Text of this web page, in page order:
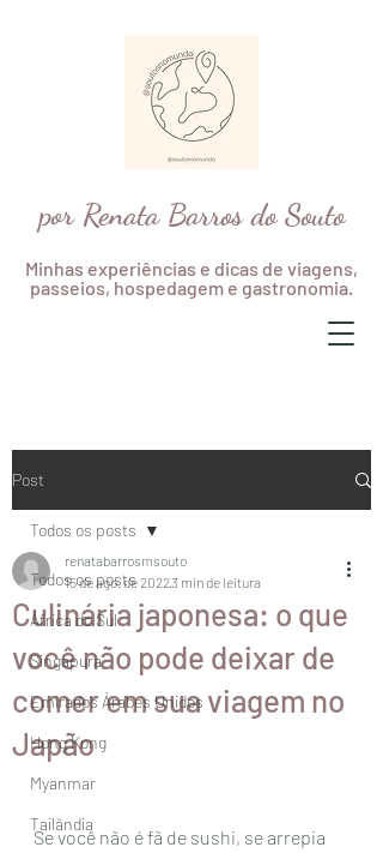
por Renata Barros do Souto
Minhas experiências e dicas de viagens,
passeios, hospedagem e gastronomia.
Post
Todos os posts
África do Sul
Singapura
Emirados Árabes Unidos
Hong Kong
Myanmar
Tailândia
Todos os posts
Culinária japonesa: o que
você não pode deixar de
comer em sua viagem no
Japão
renatabarrosmsouto
15 de ago. de 20223 min de leitura
Se você não é fã de sushi, se arrepia